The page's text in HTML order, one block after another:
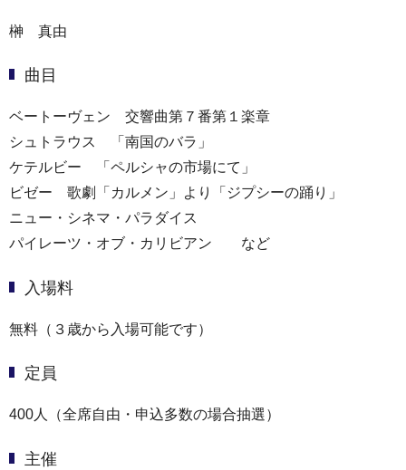
榊 真由
曲目
ベートーヴェン 交響曲第７番第１楽章
シュトラウス 「南国のバラ」
ケテルビー 「ペルシャの市場にて」
ビゼー 歌劇「カルメン」より「ジプシーの踊り」
ニュー・シネマ・パラダイス
パイレーツ・オブ・カリビアン など
入場料
無料（３歳から入場可能です）
定員
400人（全席自由・申込多数の場合抽選）
主催